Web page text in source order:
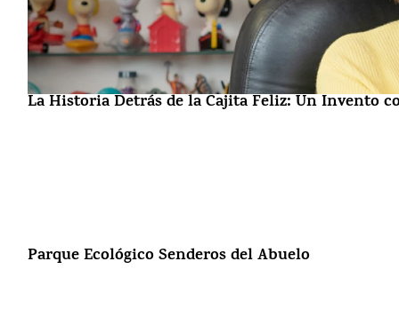
La Historia Detrás de la Cajita Feliz: Un Invento
Parque Ecológico Senderos del Abuelo